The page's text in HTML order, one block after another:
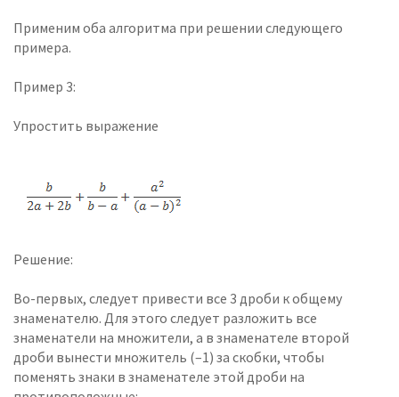
Применим оба алгоритма при решении следующего
примера.
Пример 3:
Упростить выражение
Решение:
Во-первых, следует привести все 3 дроби к общему
знаменателю. Для этого следует разложить все
знаменатели на множители, а в знаменателе второй
дроби вынести множитель (–1) за скобки, чтобы
поменять знаки в знаменателе этой дроби на